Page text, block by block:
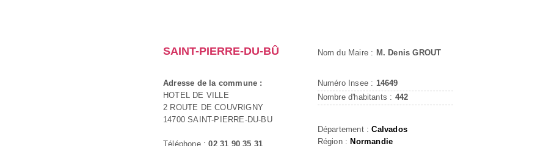
SAINT-PIERRE-DU-BÛ
Adresse de la commune :
HOTEL DE VILLE
2 ROUTE DE COUVRIGNY
14700 SAINT-PIERRE-DU-BU
Téléphone :02 31 90 35 31
Nom du Maire : M. Denis GROUT
Numéro Insee : 14649
Nombre d'habitants : 442
Département :Calvados
Région : Normandie